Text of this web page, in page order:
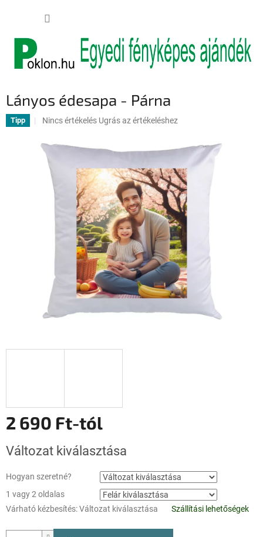
tartalomhoz
Lányos édesapa - Párna
Tipp
A
átlagos
értékelése
5-
ből
0,0
Nincs értékelés Ugrás az értékeléshez
2 690 Ft-tól
Változat kiválasztása
Hogyan szeretné?
1 vagy 2 oldalas
Várható kézbesítés:Változat kiválasztása Szállítási lehetőségek